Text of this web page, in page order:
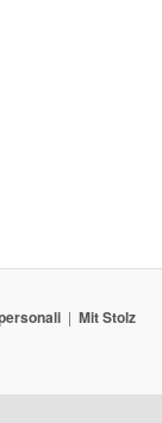
Mit Stolz